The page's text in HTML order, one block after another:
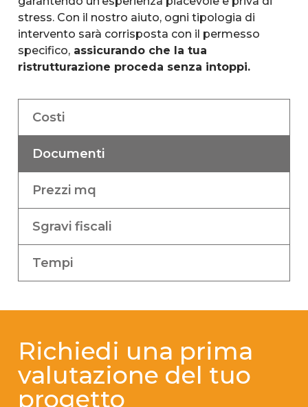
stress. Con il nostro aiuto, ogni tipologia di
intervento sarà corrisposta con il permesso
specifico, assicurando che la tua
ristrutturazione proceda senza intoppi.
Costi
Documenti
Prezzi mq
Sgravi fiscali
Tempi
Richiedi una prima
valutazione del tuo
progetto